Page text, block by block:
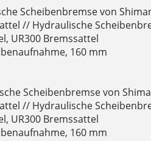
Scheibenbremse von
// Hydraulische
UR300 Bremssattel
160 mm
Scheibenbremse von
// Hydraulische
UR300 Bremssattel
160 mm